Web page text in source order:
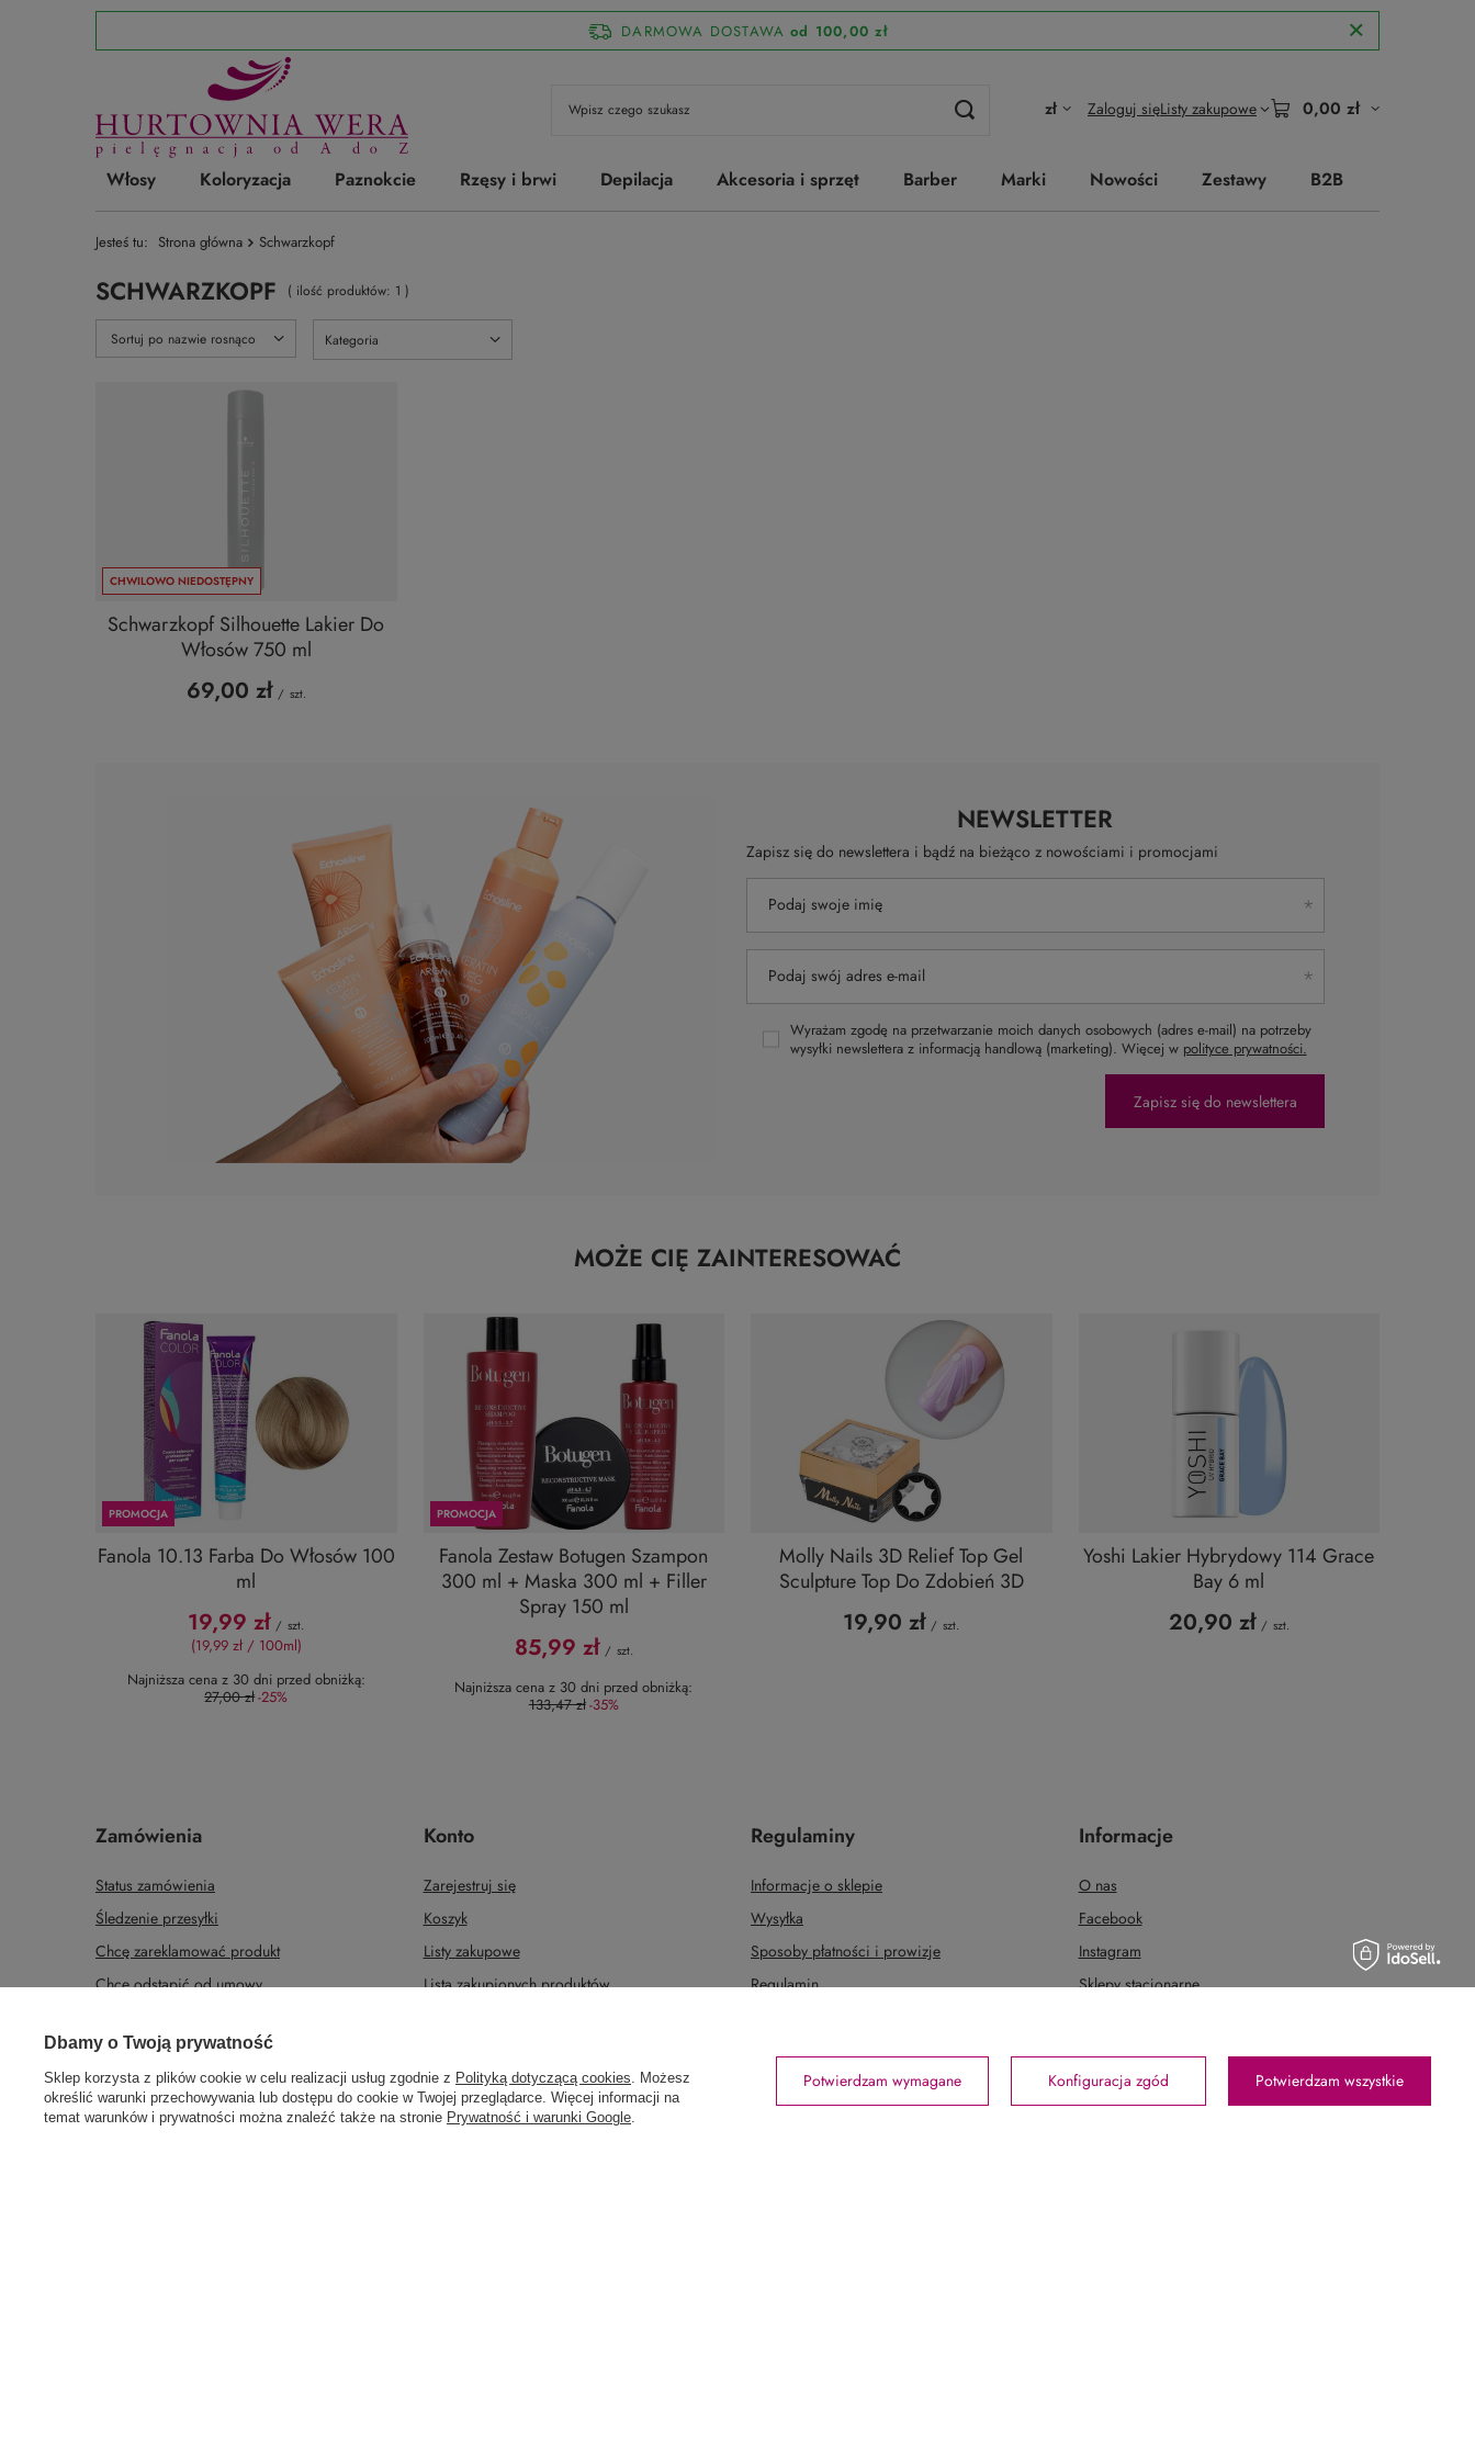
DARMOWA DOSTAWA od 100,00 zł
zł Zaloguj sięListy zakupowe 0,00 zł
Włosy Koloryzacja Paznokcie Rzęsy i brwi Depilacja Akcesoria i sprzęt Barber Marki Nowości Zestawy B2B
Jesteś tu: Strona główna Schwarzkopf
SCHWARZKOPF ( ilość produktów: 1 )
Zmień sortowanie
Sortuj po nazwie rosnąco Kategoria
CHWILOWO NIEDOSTĘPNY
Schwarzkopf Silhouette Lakier Do
Włosów 750 ml
69,00 zł / szt.
NEWSLETTER
Zapisz się do newslettera i bądź na bieżąco z nowościami i promocjami
Podaj swoje imię
Podaj swój adres e-mail
Wyrażam zgodę na przetwarzanie moich danych osobowych (adres e-mail) na potrzeby
wysyłki newslettera z informacją handlową (marketing). Więcej w polityce prywatności.
Zapisz się do newslettera
MOŻE CIĘ ZAINTERESOWAĆ
PROMOCJA
Fanola 10.13 Farba Do Włosów 100
ml
19,99 zł / szt.
(19,99 zł / 100ml)
Najniższa cena z 30 dni przed obniżką:
27,00 zł-25%
PROMOCJA
Fanola Zestaw Botugen Szampon
300 ml + Maska 300 ml + Filler
Spray 150 ml
85,99 zł / szt.
Najniższa cena z 30 dni przed obniżką:
133,47 zł-35%
Molly Nails 3D Relief Top Gel
Sculpture Top Do Zdobień 3D
19,90 zł / szt.
Yoshi Lakier Hybrydowy 114 Grace
Bay 6 ml
20,90 zł / szt.
Zamówienia
Status zamówienia
Śledzenie przesyłki
Chcę zareklamować produkt
Chcę odstąpić od umowy
Kontakt
Konto
Zarejestruj się
Koszyk
Listy zakupowe
Lista zakupionych produktów
Regulaminy
Informacje o sklepie
Wysyłka
Sposoby płatności i prowizje
Regulamin
Zarządzaj plikami cookie
Informacje
O nas
Facebook
Instagram
Sklepy stacjonarne
Prawdziwe
opinie klientów
Dbamy o Twoją prywatność
Sklep korzysta z plików cookie w celu realizacji usług zgodnie z Polityką dotyczącą cookies . Możesz
określić warunki przechowywania lub dostępu do cookie w Twojej przeglądarce. Więcej informacji na
temat warunków i prywatności można znaleźć także na stronie Prywatność i warunki Google
Potwierdzam wymagane Konfiguracja zgód Potwierdzam wszystkie